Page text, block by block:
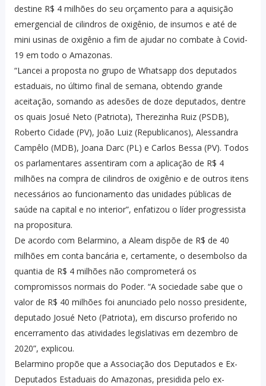
destine R$ 4 milhões do seu orçamento para a aquisição
emergencial de cilindros de oxigênio, de insumos e até de
mini usinas de oxigênio a fim de ajudar no combate à Covid-
19 em todo o Amazonas.
“Lancei a proposta no grupo de Whatsapp dos deputados
estaduais, no último final de semana, obtendo grande
aceitação, somando as adesões de doze deputados, dentre
os quais Josué Neto (Patriota), Therezinha Ruiz (PSDB),
Roberto Cidade (PV), João Luiz (Republicanos), Alessandra
Campêlo (MDB), Joana Darc (PL) e Carlos Bessa (PV). Todos
os parlamentares assentiram com a aplicação de R$ 4
milhões na compra de cilindros de oxigênio e de outros itens
necessários ao funcionamento das unidades públicas de
saúde na capital e no interior”, enfatizou o líder progressista
na propositura.
De acordo com Belarmino, a Aleam dispõe de R$ de 40
milhões em conta bancária e, certamente, o desembolso da
quantia de R$ 4 milhões não comprometerá os
compromissos normais do Poder. “A sociedade sabe que o
valor de R$ 40 milhões foi anunciado pelo nosso presidente,
deputado Josué Neto (Patriota), em discurso proferido no
encerramento das atividades legislativas em dezembro de
2020”, explicou.
Belarmino propõe que a Associação dos Deputados e Ex-
Deputados Estaduais do Amazonas, presidida pelo ex-